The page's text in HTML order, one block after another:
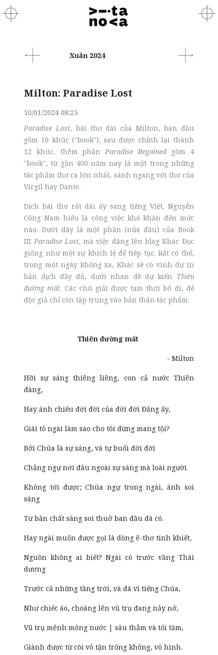
Xuân 2024
Milton: Paradise Lost
10/01/2024 08:25
Paradise Lost, bài thơ dài của Milton, ban đầu
gồm 10 khúc ("book"), sau được chỉnh lại thành
12 khúc, thêm phần Paradise Regained gồm 4
"book", từ gần 400 năm nay là một trong những
tác phẩm thơ ca lớn nhất, sánh ngang với thơ của
Virgil hay Dante.
Dịch bài thơ rất dài ấy sang tiếng Việt, Nguyễn
Công Nam hiểu là công việc khó khăn đến mức
nào. Dưới đây là một phần (nửa đầu) của Book
III Paradise Lost, mà việc đăng lên blog Khác Đọc
giống như một sự khích lệ để tiếp tục. Rất có thể,
trong một ngày không xa, Khác sẽ có vinh dự in
bản dịch đầy đủ, dưới nhan đề dự kiến Thiên
đường mất. Các chú giải được tạm thời bỏ đi, để
độc giả chỉ còn tập trung vào bản thân tác phẩm.
Thiên đường mất
- Milton
Hỡi sự sáng thiêng liêng, con cả nước Thiên
đàng,
Hay ánh chiếu đời đời của đời đời Đấng ấy,
Giãi tỏ ngài làm sao cho tôi đừng mang tội?
Bởi Chúa là sự sáng, và tự buổi đời đời
Chẳng ngự nơi đâu ngoài sự sáng mà loài người
Không tới được; Chúa ngự trong ngài, ánh soi
sáng
Từ bản chất sáng soi thuở ban đầu đã có.
Hay ngài muốn được gọi là dòng ê-thơ tinh khiết,
Nguồn không ai biết? Ngài có trước vầng Thái
dương
Trước cả những tầng trời, và đã vì tiếng Chúa,
Như chiếc áo, choàng lên vũ trụ đang nảy nở,
Vũ trụ mênh mông nước | sâu thẳm và tối tăm,
Giành được từ cõi vô tận trống không, vô hình.